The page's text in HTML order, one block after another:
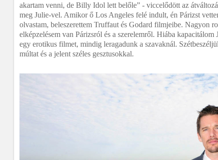
akartam venni, de Billy Idol lett belőle” - viccelődött az
meg Julie-vel. Amikor ő Los Angeles felé indult, én Párizst
olvastam, beleszerettem Truffaut és Godard filmjeibe. Nagyon
elképzelésem van Párizsról és a szerelemről. Hiába
egy erotikus filmet, mindig leragadunk a szavaknál.
múltat és a jelent széles gesztusokkal.